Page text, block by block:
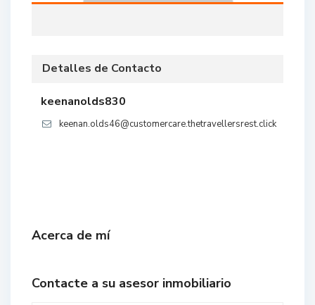
Detalles de Contacto
keenanolds830
keenan.olds46@customercare.thetravellersrest.click
Acerca de mí
Contacte a su asesor inmobiliario